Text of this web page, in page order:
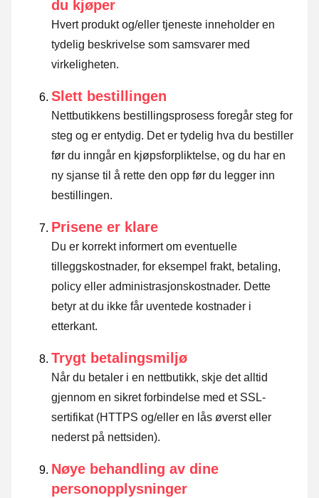
du kjøper
Hvert produkt og/eller tjeneste inneholder en
tydelig beskrivelse som samsvarer med
virkeligheten.
Slett bestillingen
Nettbutikkens bestillingsprosess foregår steg for
steg og er entydig. Det er tydelig hva du bestiller
før du inngår en kjøpsforpliktelse, og du har en
ny sjanse til å rette den opp før du legger inn
bestillingen.
Prisene er klare
Du er korrekt informert om eventuelle
tilleggskostnader, for eksempel frakt, betaling,
policy eller administrasjonskostnader. Dette
betyr at du ikke får uventede kostnader i
etterkant.
Trygt betalingsmiljø
Når du betaler i en nettbutikk, skje det alltid
gjennom en sikret forbindelse med et SSL-
sertifikat (HTTPS og/eller en lås øverst eller
nederst på nettsiden).
Nøye behandling av dine
personopplysninger